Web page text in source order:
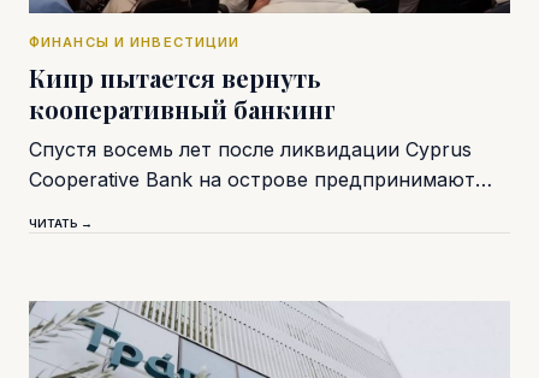
ФИНАНСЫ И ИНВЕСТИЦИИ
Кипр пытается вернуть
кооперативный банкинг
Спустя восемь лет после ликвидации Cyprus
Cooperative Bank на острове предпринимают…
ЧИТАТЬ →